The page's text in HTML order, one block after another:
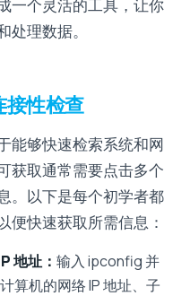
一个灵活的工具，让你
理数据。
接性检查
能够快速检索系统和网
获取通常需要点击多个
。以下是每个初学者都
便快速获取所需信息：
地址： 输入 ipconfig 并
算机的网络 IP 地址、子